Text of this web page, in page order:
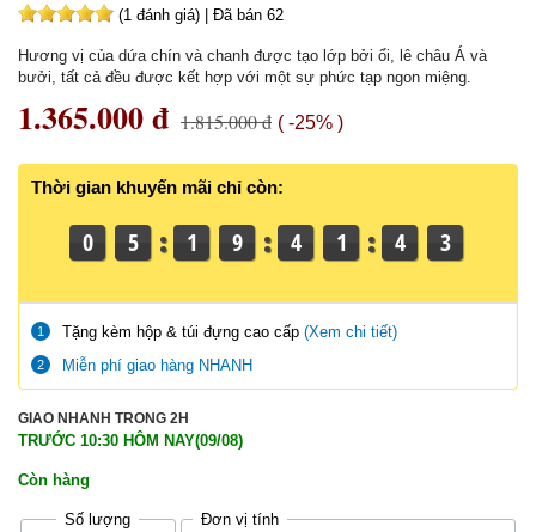
(1 đánh giá) | Đã bán 62
Hương vị của dứa chín và chanh được tạo lớp bởi ổi, lê châu Á và
bưởi, tất cả đều được kết hợp với một sự phức tạp ngon miệng.
1.815.000 đ
1.365.000 đ ( -25% )
Thời gian khuyến mãi chỉ còn:
0 5 1 9 4 1 4
3
1 Tặng kèm hộp & túi đựng cao cấp (Xem chi tiết)
2 Miễn phí giao hàng NHANH
GIAO NHANH TRONG 2H
TRƯỚC 10:30 HÔM NAY(09/08)
Còn hàng
Số lượng
Đơn vị tính